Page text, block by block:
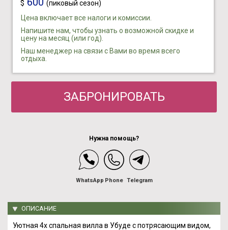
$
(пиковый сезон)
Цена включает все налоги и комиссии.
Напишите нам, чтобы узнать о возможной скидке и
цену на месяц (или год).
Наш менеджер на связи с Вами во время всего
отдыха.
ЗАБРОНИРОВАТЬ
Нужна помощь?
WhatsApp Phone Telegram
ОПИСАНИЕ
Уютная 4х спальная вилла в Убуде с потрясающим видом,